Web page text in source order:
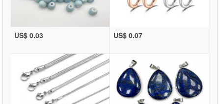
US$ 0.03 US$ 0.07